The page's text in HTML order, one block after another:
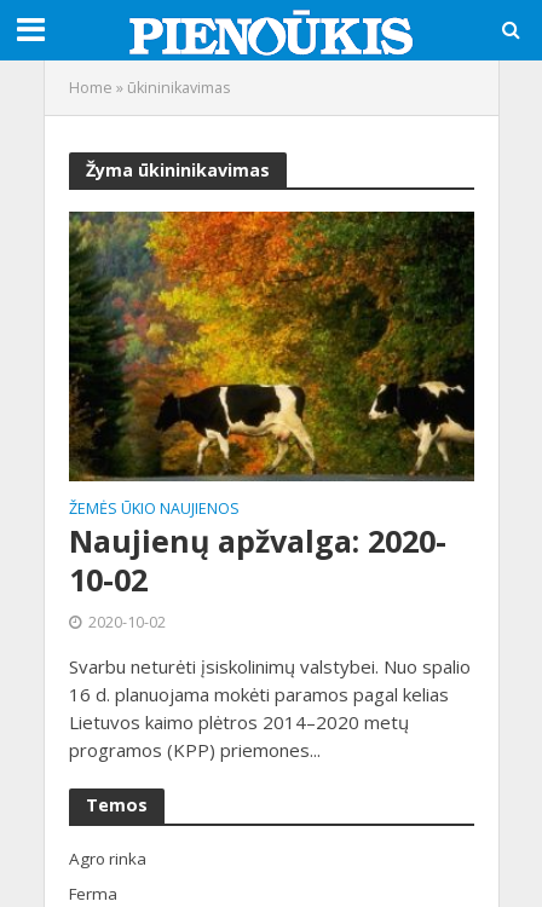
Home » ūkininikavimas
Žyma ūkininikavimas
ŽEMĖS ŪKIO NAUJIENOS
Naujienų apžvalga: 2020-
10-02
2020-10-02
Svarbu neturėti įsiskolinimų valstybei. Nuo spalio
16 d. planuojama mokėti paramos pagal kelias
Lietuvos kaimo plėtros 2014–2020 metų
programos (KPP) priemones...
Temos
Agro rinka
Ferma